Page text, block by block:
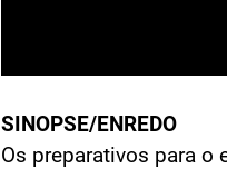
SINOPSE/ENREDO
Os preparativos para o